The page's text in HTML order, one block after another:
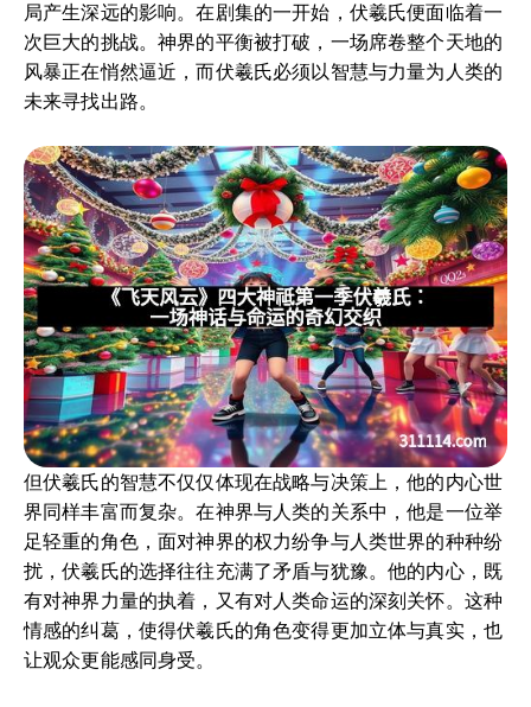
局产生深远的影响。在剧集的一开始，伏羲氏便面临着一
次巨大的挑战。神界的平衡被打破，一场席卷整个天地的
风暴正在悄然逼近，而伏羲氏必须以智慧与力量为人类的
未来寻找出路。
但伏羲氏的智慧不仅仅体现在战略与决策上，他的内心世
界同样丰富而复杂。在神界与人类的关系中，他是一位举
足轻重的角色，面对神界的权力纷争与人类世界的种种纷
扰，伏羲氏的选择往往充满了矛盾与犹豫。他的内心，既
有对神界力量的执着，又有对人类命运的深刻关怀。这种
情感的纠葛，使得伏羲氏的角色变得更加立体与真实，也
让观众更能感同身受。